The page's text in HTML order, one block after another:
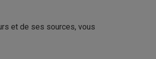
et de ses sources, vous